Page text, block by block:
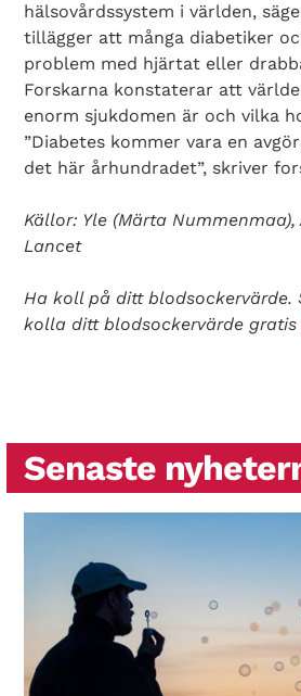
hälsovårdssystem i världen,
tillägger att många diabetiker
problem med hjärtat eller
Forskarna konstaterar att
enorm sjukdomen är och vilka
”Diabetes kommer vara en
det här århundradet”, skriver
Källor: Yle (Märta Nummenmaa),
Lancet
Ha koll på ditt blodsockervärde.
kolla ditt blodsockervärde
Senaste